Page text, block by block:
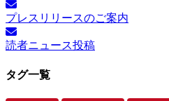
ー
カ
イ
ブ
プレスリリースのご案内
読者ニュース投稿
タグ一覧